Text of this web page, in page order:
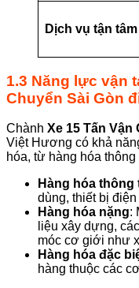
Dịch vụ tận tâm
1.3 Năng lực vận
Chuyển Sài Gòn
Chành Xe 15 Tấn Vận
Việt Hương có khả
hóa, từ hàng hóa
Hàng hóa
dùng, thiết bị điện
Hàng hóa nặng:
liệu xây dựng,
móc cơ giới như
Hàng hóa đặc
hàng thuộc các